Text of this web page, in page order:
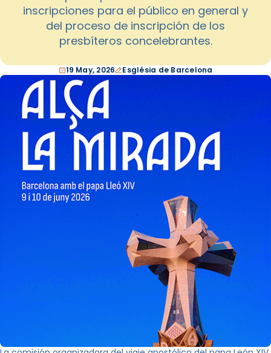
inscripciones para el público en general y
del proceso de inscripción de los
presbíteros concelebrantes.
19 May, 2026 Església de Barcelona